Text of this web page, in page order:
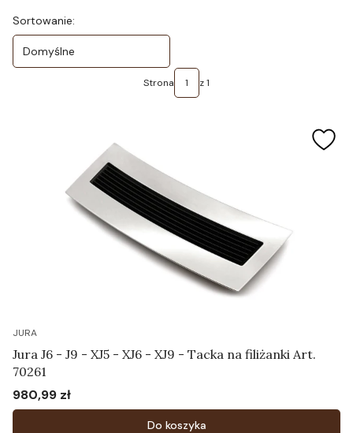
Lista produktów
Sortowanie:
Domyślne
Strona z 1
JURA
Jura J6 - J9 - XJ5 - XJ6 - XJ9 - Tacka na filiżanki Art.
70261
Cena
980,99 zł
Do koszyka